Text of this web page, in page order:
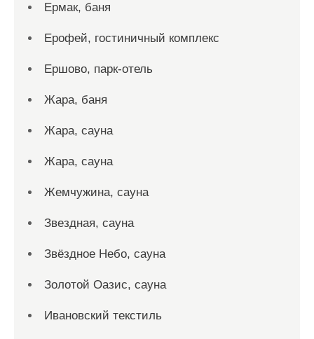
Ермак, баня
Ерофей, гостиничный комплекс
Ершово, парк-отель
Жара, баня
Жара, сауна
Жара, сауна
Жемчужина, сауна
Звездная, сауна
Звёздное Небо, сауна
Золотой Оазис, сауна
Ивановский текстиль